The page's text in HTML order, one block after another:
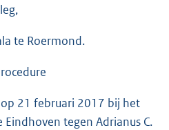
te Roermond.
21 februari 2017 bij het
Eindhoven tegen Adrianus C.